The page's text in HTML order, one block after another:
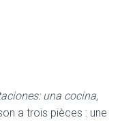
una cocina,
a trois pièces : une